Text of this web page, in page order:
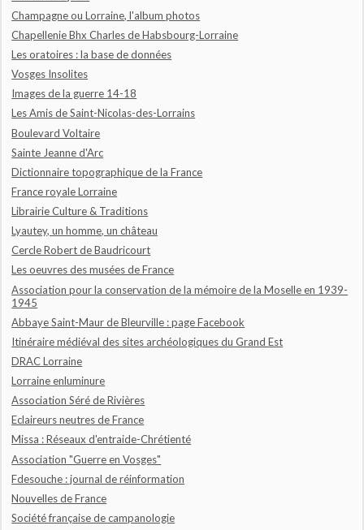
Champagne ou Lorraine, l'album photos
Chapellenie Bhx Charles de Habsbourg-Lorraine
Les oratoires : la base de données
Vosges Insolites
Images de la guerre 14-18
Les Amis de Saint-Nicolas-des-Lorrains
Boulevard Voltaire
Sainte Jeanne d'Arc
Dictionnaire topographique de la France
France royale Lorraine
Librairie Culture & Traditions
Lyautey, un homme, un château
Cercle Robert de Baudricourt
Les oeuvres des musées de France
Association pour la conservation de la mémoire de la Moselle en 1939-
1945
Abbaye Saint-Maur de Bleurville : page Facebook
Itinéraire médiéval des sites archéologiques du Grand Est
DRAC Lorraine
Lorraine enluminure
Association Séré de Rivières
Eclaireurs neutres de France
Missa : Réseaux d'entraide-Chrétienté
Association "Guerre en Vosges"
Fdesouche : journal de réinformation
Nouvelles de France
Société française de campanologie